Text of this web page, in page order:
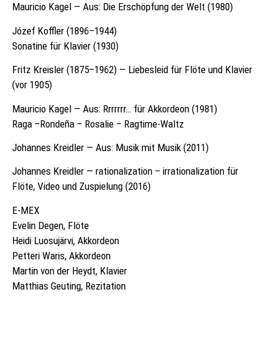
Mauricio Kagel — Aus: Die Erschöpfung der Welt (1980)
Józef Koffler (1896–1944)
Sonatine für Klavier (1930)
Fritz Kreisler (1875–1962) — Liebesleid für Flöte und Klavier
(vor 1905)
Mauricio Kagel — Aus: Rrrrrrr… für Akkordeon (1981)
Raga –Rondeña – Rosalie – Ragtime-Waltz
Johannes Kreidler — Aus: Musik mit Musik (2011)
Johannes Kreidler — rationalization – irrationalization für
Flöte, Video und Zuspielung (2016)
E-MEX
Evelin Degen, Flöte
Heidi Luosujärvi, Akkordeon
Petteri Waris, Akkordeon
Martin von der Heydt, Klavier
Matthias Geuting, Rezitation
KONZERTE
VITA
VIDEO
KONTAKT